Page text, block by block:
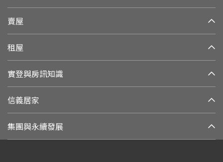
賣屋
租屋
實登與房訊知識
信義居家
集團與永續發展